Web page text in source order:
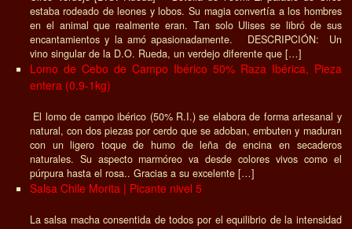
estaba rodeado de leones y lobos. Su magia convertía a los hombres
en el animal que realmente eran. Tan solo Ulises se libró de sus
encantamientos y la amó apasionadamente. DESCRIPCIÓN: Un
vino singular de la D.O. Rueda, un verdejo diferente que […]
Lomo de Cebo de Campo Ibérico 50% Raza Ibérica, Pieza
entera (0.9-1kg)
El lomo de campo ibérico (50% R.I.) se elabora de forma artesanal y
natural, con dos piezas por cerdo que se adoban, embuten y maduran
con un ligero toque de humo de leña de encina en secaderos
naturales. Su aspecto marmóreo va desde colores vivos como el
púrpura hasta el rosa.. Gracias a su excelente […]
Salsa Chile Morita | Picante nivel 5
La salsa macha consentida de todos por el equilibrio de la intensidad